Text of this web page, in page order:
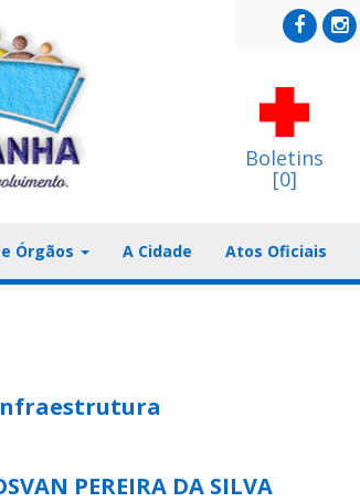
Boletins
[0]
Órgãos A Cidade Atos Oficiais
PEREIRA DA SILVA